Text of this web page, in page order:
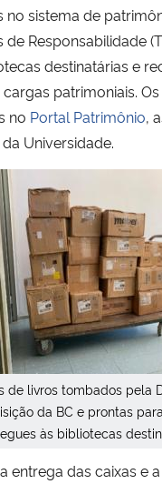
sistema de
Responsabilidade
destinatárias e
patrimoniais.
no Portal Patrimônio,
Universidade.
de livros tombados pela
da BC e prontas
às bibliotecas
entrega das caixas e